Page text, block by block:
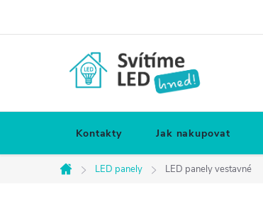
Kontakty Jak nakupovat
Domů
LED panely LED panely vestavné